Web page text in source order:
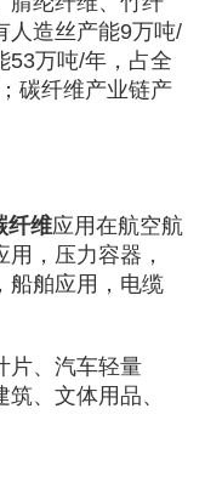
人造丝产能9万吨/
53万吨/年，占全
碳纤维产业链产
纤维应用在航空航
，压力容器，
船舶应用，电缆
片、汽车轻量
、文体用品、